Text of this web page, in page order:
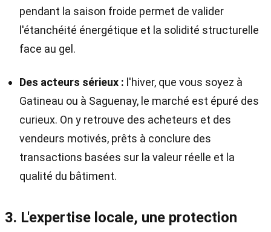
pendant la saison froide permet de valider
l'étanchéité énergétique et la solidité structurelle
face au gel.
Des acteurs sérieux : l'hiver, que vous soyez à
Gatineau ou à Saguenay, le marché est épuré des
curieux. On y retrouve des acheteurs et des
vendeurs motivés, prêts à conclure des
transactions basées sur la valeur réelle et la
qualité du bâtiment.
3. L'expertise locale, une protection